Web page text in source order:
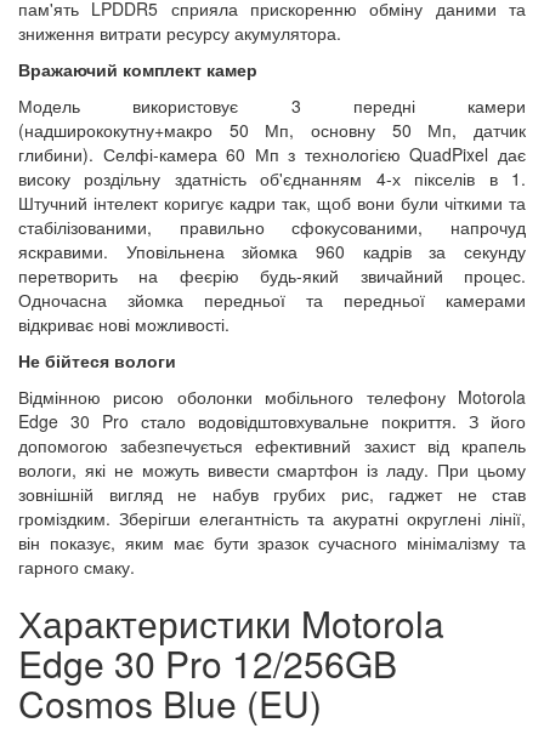
пам'ять LPDDR5 сприяла прискоренню обміну даними та
зниження витрати ресурсу акумулятора.
Вражаючий комплект камер
Модель використовує 3 передні камери
(надширококутну+макро 50 Мп, основну 50 Мп, датчик
глибини). Селфі-камера 60 Мп з технологією QuadPixel дає
високу роздільну здатність об'єднанням 4-х пікселів в 1.
Штучний інтелект коригує кадри так, щоб вони були чіткими та
стабілізованими, правильно сфокусованими, напрочуд
яскравими. Уповільнена зйомка 960 кадрів за секунду
перетворить на феєрію будь-який звичайний процес.
Одночасна зйомка передньої та передньої камерами
відкриває нові можливості.
Не бійтеся вологи
Відмінною рисою оболонки мобільного телефону Motorola
Edge 30 Pro стало водовідштовхувальне покриття. З його
допомогою забезпечується ефективний захист від крапель
вологи, які не можуть вивести смартфон із ладу. При цьому
зовнішній вигляд не набув грубих рис, гаджет не став
громіздким. Зберігши елегантність та акуратні округлені лінії,
він показує, яким має бути зразок сучасного мінімалізму та
гарного смаку.
Характеристики Motorola
Edge 30 Pro 12/256GB
Cosmos Blue (EU)